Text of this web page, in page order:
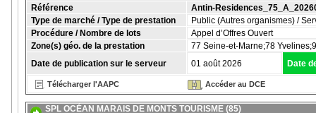
Référence
Antin-
Type de marché / Type de prestation
Public (Autres organismes) /
Procédure / Nombre de lots
Appel d’Offres Ouvert
Zone(s) géo. de la prestation
77 Seine-et-Marne;78
Date de publication sur le serveur
01 août 2026 Date
Télécharger l'AAPC Accéder au DCE
SPL OCÉAN MARAIS DE MONTS TOURISME (85)